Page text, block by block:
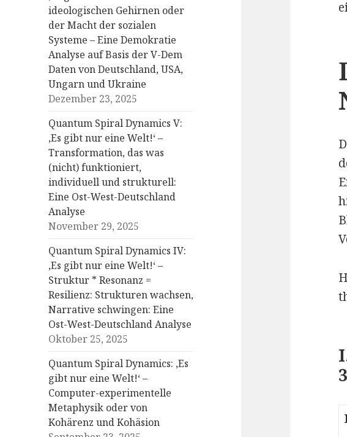
ideologischen Gehirnen oder
der Macht der sozialen
Systeme – Eine Demokratie
Analyse auf Basis der V-Dem
Daten von Deutschland, USA,
Ungarn und Ukraine
Dezember 23, 2025
Quantum Spiral Dynamics V:
‚Es gibt nur eine Welt!‘ –
Transformation, das was
(nicht) funktioniert,
individuell und strukturell:
Eine Ost-West-Deutschland
Analyse
November 29, 2025
Quantum Spiral Dynamics IV:
‚Es gibt nur eine Welt!‘ –
Struktur * Resonanz =
Resilienz: Strukturen wachsen,
Narrative schwingen: Eine
Ost-West-Deutschland Analyse
Oktober 25, 2025
Quantum Spiral Dynamics: ‚Es
gibt nur eine Welt!‘ –
Computer-experimentelle
Metaphysik oder von
Kohärenz und Kohäsion